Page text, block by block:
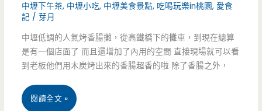
式
飲
料
好
好
中壢下午茶, 中壢小吃, 中壢美食景點, 吃喝玩樂in桃園, 愛食
記 /芽月
中壢低調的人氣烤香腸攤，從高鐵橋下的攤車，到現在總算
是有一個店面了 而且還增加了內用的空間 直接現場就可以看
到老板他們用木炭烤出來的香腸超香的啦 除了香腸之外，
桃
閱讀全文 »